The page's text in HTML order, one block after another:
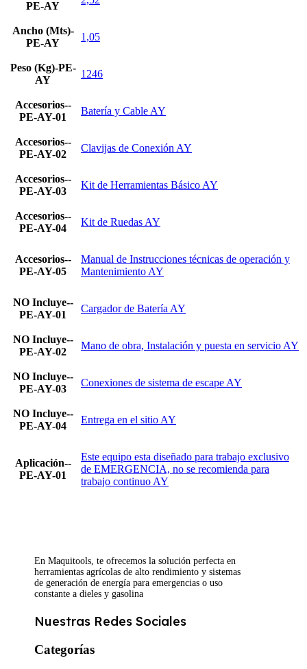
PE-AY
Ancho (Mts)-
PE-AY
1,05
Peso (Kg)-PE-
AY
1246
Accesorios--
PE-AY-01
Batería y Cable AY
Accesorios--
PE-AY-02
Clavijas de Conexión AY
Accesorios--
PE-AY-03
Kit de Herramientas Básico AY
Accesorios--
PE-AY-04
Kit de Ruedas AY
Accesorios--
PE-AY-05
Manual de Instrucciones técnicas de operación y
Mantenimiento AY
NO Incluye--
PE-AY-01
Cargador de Batería AY
NO Incluye--
PE-AY-02
Mano de obra, Instalación y puesta en servicio AY
NO Incluye--
PE-AY-03
Conexiones de sistema de escape AY
NO Incluye--
PE-AY-04
Entrega en el sitio AY
Aplicación--
PE-AY-01
Este equipo esta diseñado para trabajo exclusivo
de EMERGENCIA, no se recomienda para
trabajo continuo AY
En Maquitools, te ofrecemos la solución perfecta en
herramientas agrícolas de alto rendimiento y sistemas
de generación de energía para emergencias o uso
constante a dieles y gasolina
Nuestras Redes Sociales
Categorías